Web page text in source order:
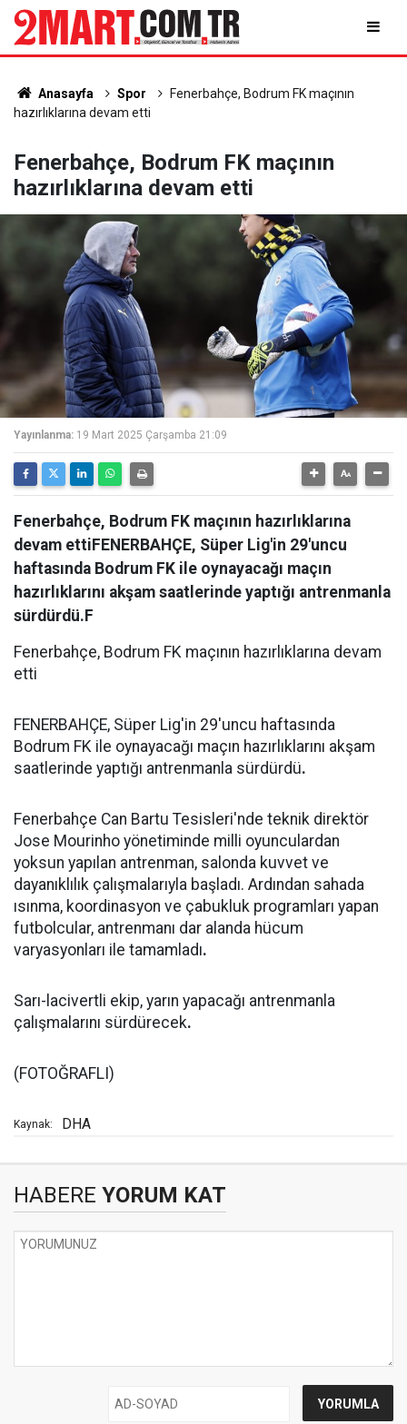
Anasayfa Spor
Fenerbahçe, Bodrum FK maçının
hazırlıklarına devam etti
Fenerbahçe, Bodrum FK maçının
hazırlıklarına devam etti
Yayınlanma: 19 Mart 2025 Çarşamba 21:09
Fenerbahçe, Bodrum FK maçının hazırlıklarına
devam ettiFENERBAHÇE, Süper Lig'in 29'uncu
haftasında Bodrum FK ile oynayacağı maçın
hazırlıklarını akşam saatlerinde yaptığı antrenmanla
sürdürdü.F
Fenerbahçe, Bodrum FK maçının hazırlıklarına devam
etti
FENERBAHÇE, Süper Lig'in 29'uncu haftasında
Bodrum FK ile oynayacağı maçın hazırlıklarını akşam
saatlerinde yaptığı antrenmanla sürdürdü.
Fenerbahçe Can Bartu Tesisleri'nde teknik direktör
Jose Mourinho yönetiminde milli oyunculardan
yoksun yapılan antrenman, salonda kuvvet ve
dayanıklılık çalışmalarıyla başladı. Ardından sahada
ısınma, koordinasyon ve çabukluk programları yapan
futbolcular, antrenmanı dar alanda hücum
varyasyonları ile tamamladı.
Sarı-lacivertli ekip, yarın yapacağı antrenmanla
çalışmalarını sürdürecek.
(FOTOĞRAFLI)
Kaynak: DHA
HABERE YORUM KAT